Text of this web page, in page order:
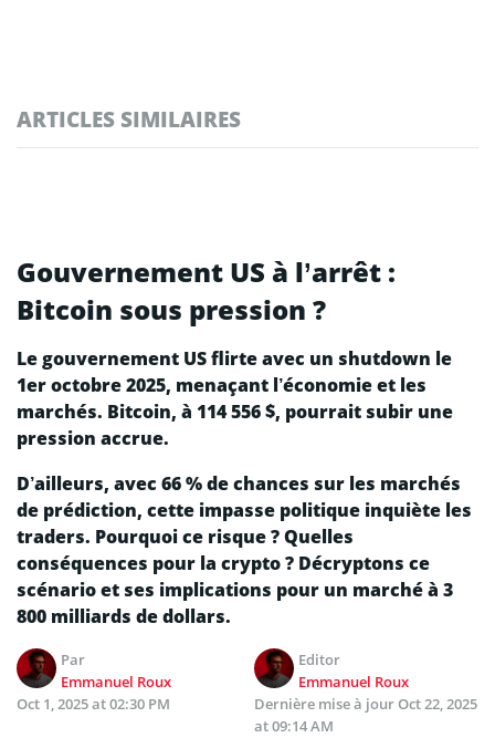
ARTICLES SIMILAIRES
Gouvernement US à l’arrêt :
Bitcoin sous pression ?
Le gouvernement US flirte avec un shutdown le
1er octobre 2025, menaçant l’économie et les
marchés. Bitcoin, à 114 556 $, pourrait subir une
pression accrue.
D’ailleurs, avec 66 % de chances sur les marchés
de prédiction, cette impasse politique inquiète les
traders. Pourquoi ce risque ? Quelles
conséquences pour la crypto ? Décryptons ce
scénario et ses implications pour un marché à 3
800 milliards de dollars.
Par
Emmanuel Roux
Editor
Emmanuel Roux
Oct 1, 2025 at 02:30 PM
Dernière mise à jourOct 22, 2025
at 09:14 AM